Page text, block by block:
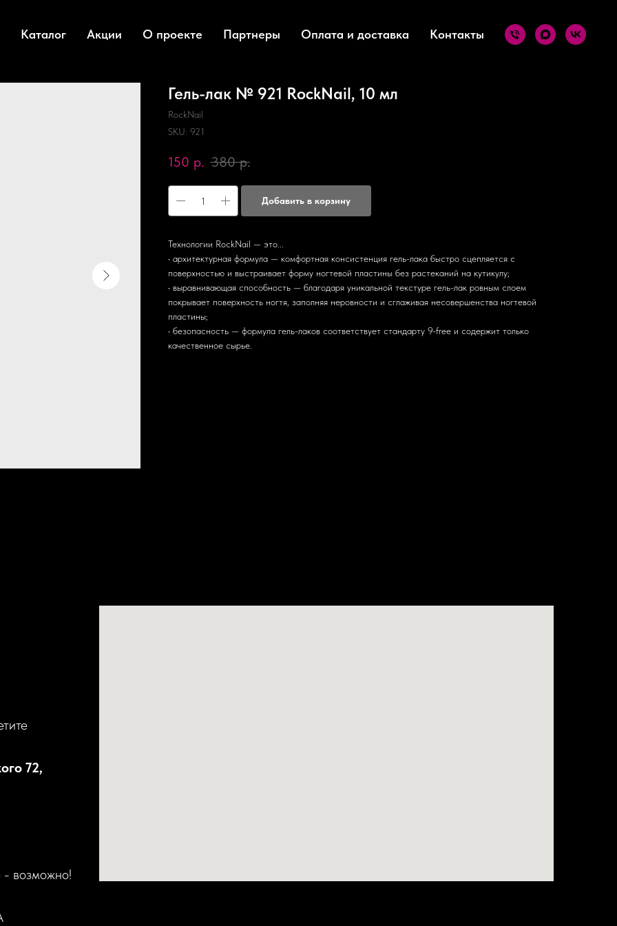
Каталог Акции О проекте Партнеры Оплата и доставка Контакты
Гель-лак № 921 RockNail, 10 мл
RockNail
SKU: 921
150 р. 380 р.
Добавить в корзину
Технологии RockNail — это...
• архитектурная формула — комфортная консистенция гель-лака быстро сцепляется с
поверхностью и выстраивает форму ногтевой пластины без растеканий на кутикулу;
• выравнивающая способность — благодаря уникальной текстуре гель-лак ровным слоем
покрывает поверхность ногтя, заполняя неровности и сглаживая несовершенства ногтевой
пластины;
• безопасность — формула гель-лаков соответствует стандарту 9-free и содержит только
качественное сырье.
72,
возможно!